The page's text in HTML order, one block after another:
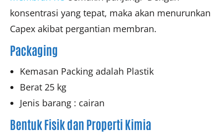
konsentrasi yang tepat, maka akan menurunkan
Capex akibat pergantian membran.
Packaging
Kemasan Packing adalah Plastik
Berat 25 kg
Jenis barang : cairan
Bentuk Fisik dan Properti Kimia